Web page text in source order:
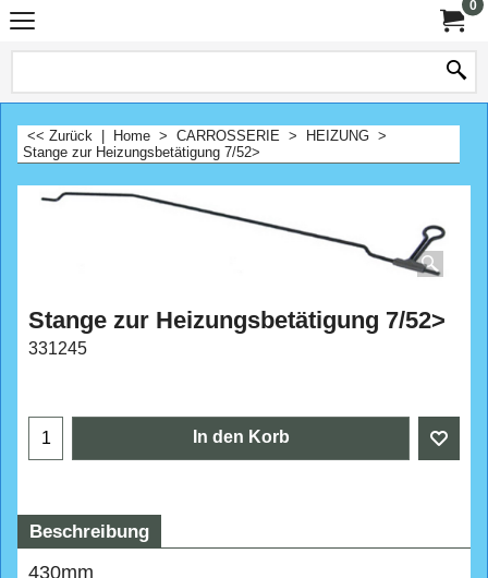
0
<< Zurück Home > CARROSSERIE > HEIZUNG >
Stange zur Heizungsbetätigung 7/52>
Stange zur Heizungsbetätigung 7/52>
331245
Beschreibung